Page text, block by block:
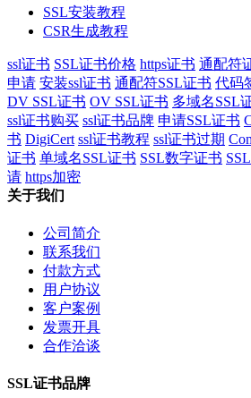
SSL安装教程
CSR生成教程
ssl证书 SSL证书价格 https证书 通配符
申请 安装ssl证书 通配符SSL证书 代码
DV SSL证书 OV SSL证书 多域名SSL
ssl证书购买 ssl证书品牌 申请SSL证书
书 DigiCert ssl证书教程 ssl证书过期
证书 单域名SSL证书 SSL数字证书
请 https加密
关于我们
公司简介
联系我们
付款方式
用户协议
客户案例
发票开具
合作洽谈
SSL证书品牌